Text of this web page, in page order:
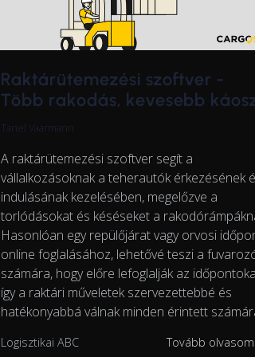
Raktárütemezési szoftver -
Több rakodás, kevesebb
Tanel Vaarmann
A raktárütemezési szoftver segít a
vállalkozásoknak a teherautók érkezésének
indulásának kezelésében, megelőzve a
torlódásokat és késéseket a
Hasonlóan egy repülőjárat vagy orvosi
online foglalásához, lehetővé teszi a
számára, hogy előre lefoglalják az
így a raktári műveletek szervezettebbé és
hatékonyabbá válnak minden érintett
Logisztikai ABC Tovább